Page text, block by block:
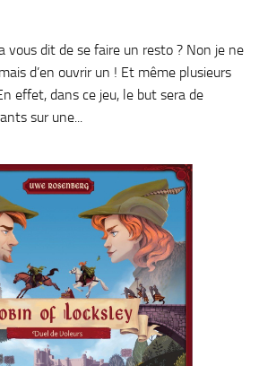
vous dit de se faire un resto ? Non je ne
d’en ouvrir un ! Et même plusieurs
effet, dans ce jeu, le but sera de
sur une...